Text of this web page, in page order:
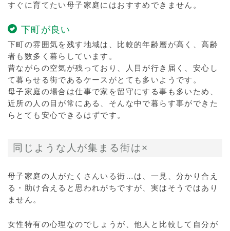
すぐに育てたい母子家庭にはおすすめできません。
下町が良い
下町の雰囲気を残す地域は、比較的年齢層が高く、高齢
者も数多く暮らしています。
昔ながらの空気が残っており、人目が行き届く、安心し
て暮らせる街であるケースがとても多いようです。
母子家庭の場合は仕事で家を留守にする事も多いため、
近所の人の目が常にある、そんな中で暮らす事ができた
らとても安心できるはずです。
同じような人が集まる街は×
母子家庭の人がたくさんいる街…は、一見、分かり合え
る・助け合えると思われがちですが、実はそうではあり
ません。
女性特有の心理なのでしょうが、他人と比較して自分が